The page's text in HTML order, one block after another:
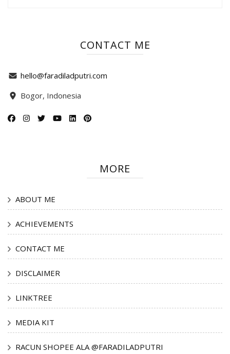
CONTACT ME
hello@faradiladputri.com
Bogor, Indonesia
MORE
ABOUT ME
ACHIEVEMENTS
CONTACT ME
DISCLAIMER
LINKTREE
MEDIA KIT
RACUN SHOPEE ALA @FARADILADPUTRI